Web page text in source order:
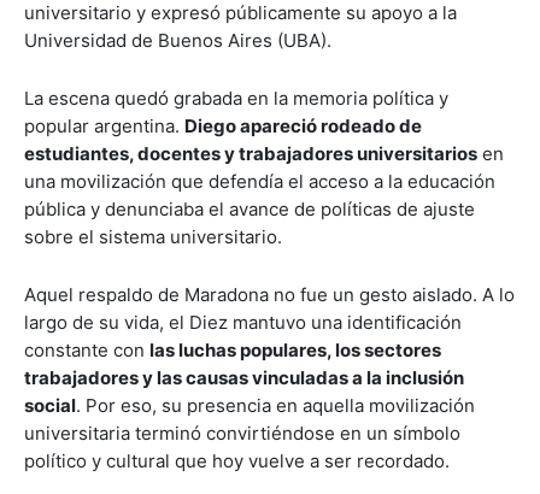
universitario y expresó públicamente su apoyo a la
Universidad de Buenos Aires (UBA).
La escena quedó grabada en la memoria política y
popular argentina. Diego apareció rodeado de
estudiantes, docentes y trabajadores universitarios en
una movilización que defendía el acceso a la educación
pública y denunciaba el avance de políticas de ajuste
sobre el sistema universitario.
Aquel respaldo de Maradona no fue un gesto aislado. A lo
largo de su vida, el Diez mantuvo una identificación
constante con las luchas populares, los sectores
trabajadores y las causas vinculadas a la inclusión
social. Por eso, su presencia en aquella movilización
universitaria terminó convirtiéndose en un símbolo
político y cultural que hoy vuelve a ser recordado.